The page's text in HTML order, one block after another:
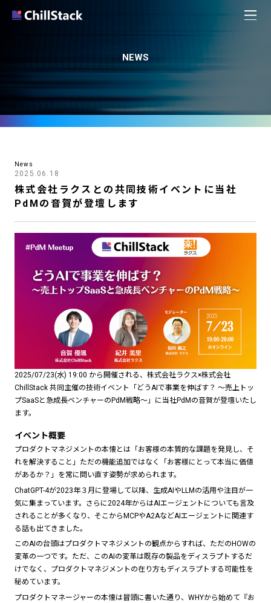
NEWS
News
2025.06.18
株式会社ラクスとの共同技術イベントに当社
PdMの音賀が登壇します
2025/07/23(水) 19:00 から開催される、株式会社ラクス×株式会社
ChillStack 共同主催の技術イベント「どうAIで事業を伸ばす？ 〜売上トッ
プSaaSと急成長ベンチャーのPdM戦略〜」に当社PdMの音賀が登壇いたし
ます。
イベント概要
プロダクトマネジメントの本懐とは「お客様の本質的な課題を発見し、そ
れを解決すること」ただの機能追加ではなく「お客様にとって本当に価値
があるか？」を常に問い直す姿勢が求められます。
ChatGPT-4が2023年３月に登場して以降、生成AIやLLMの活用や注目が一
気に集まっています。さらに2024年からはAIエージェントについても言及
されることが多くなり、そこからMCPやA2AなどAIエージェントに関連す
る話も出てきました。
このAIの台頭はプロダクトマネジメントの観点からすれば、ただのHOWの
変革の一つです。ただ、このAIの変革は既存の製品をディスラプトするだ
けでなく、プロダクトマネジメントの在り方もディスラプトする可能性を
秘めています。
プロダクトマネージャーの本懐は冒頭に書いた通り、WHYから始めて『お